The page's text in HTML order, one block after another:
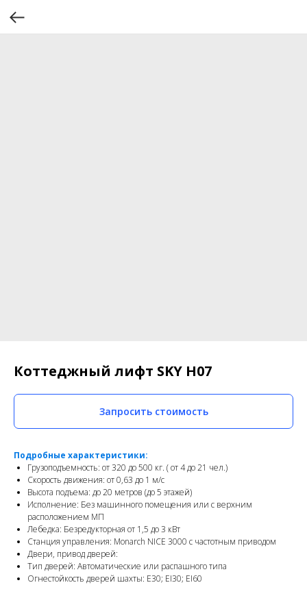
Коттеджный лифт SKY H07
Запросить стоимость
Подробные характеристики:
Грузоподъемность: от 320 до 500 кг. ( от 4 до 21 чел.)
Скорость движения: от 0,63 до 1 м/с
Высота подъема: до 20 метров (до 5 этажей)
Исполнение: Без машинного помещения или с верхним
расположением МП
Лебедка: Безредукторная от 1,5 до 3 кВт
Станция управления: Monarch NICE 3000 c частотным приводом
Двери, привод дверей:
Тип дверей: Автоматические или распашного типа
Огнестойкость дверей шахты: E30; EI30; EI60